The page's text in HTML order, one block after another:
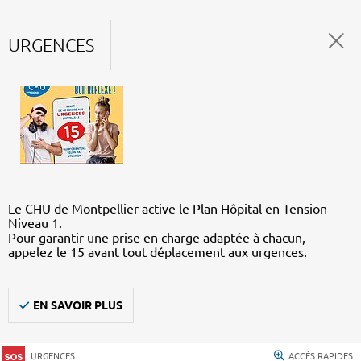
URGENCES
Le CHU de Montpellier active le Plan Hôpital en Tension –
Niveau 1.
Pour garantir une prise en charge adaptée à chacun,
appelez le 15 avant tout déplacement aux urgences.
EN SAVOIR PLUS
URGENCES ACCÈS RAPIDES